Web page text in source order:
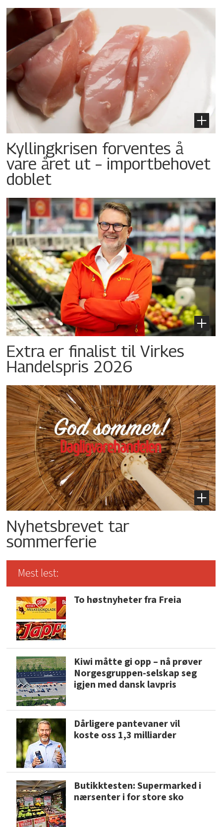
Kyllingkrisen forventes å
vare året ut – importbehovet
doblet
Extra er finalist til Virkes
Handelspris 2026
Nyhetsbrevet tar
sommerferie
Mest lest:
To høstnyheter fra Freia
Kiwi måtte gi opp – nå prøver
Norgesgruppen-selskap seg
igjen med dansk lavpris
Dårligere pantevaner vil
koste oss 1,3 milliarder
Butikktesten: Supermarked i
nærsenter i for store sko